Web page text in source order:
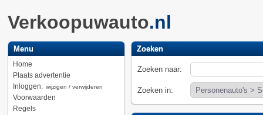
Verkoopuwauto.nl
Menu
Home
Plaats advertentie
Inloggen: wijzigen / verwijderen
Voorwaarden
Regels
Zoeken
Zoeken naar:
Zoeken in: